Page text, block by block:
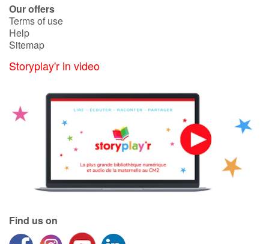
Our offers
Terms of use
Help
Sitemap
Storyplay'r in video
Find us on